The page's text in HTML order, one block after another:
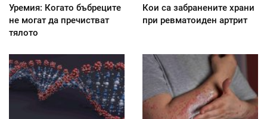
Уремия: Когато бъбреците
не могат да пречистват
тялото
Кои са забранените храни
при ревматоиден артрит